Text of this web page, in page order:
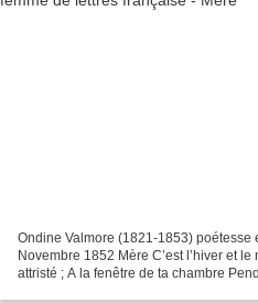
Ondine Valmore (1821-1853) poétesse
Novembre 1852 Mère C’est l’hiver et
attristé ; A la fenêtre de ta chambre